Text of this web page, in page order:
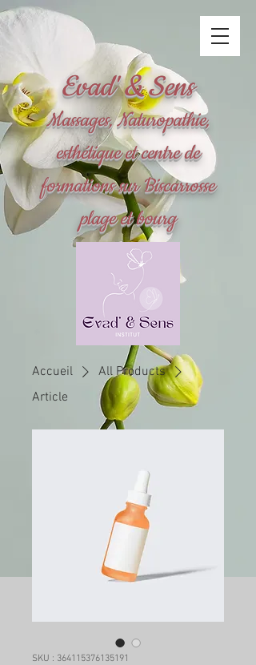
Evad' & Sens
Massages, Naturopathie,
esthétique et centre de
formations sur Biscarrosse
plage et bourg
Accueil
All Products
Article
SKU : 364115376135191